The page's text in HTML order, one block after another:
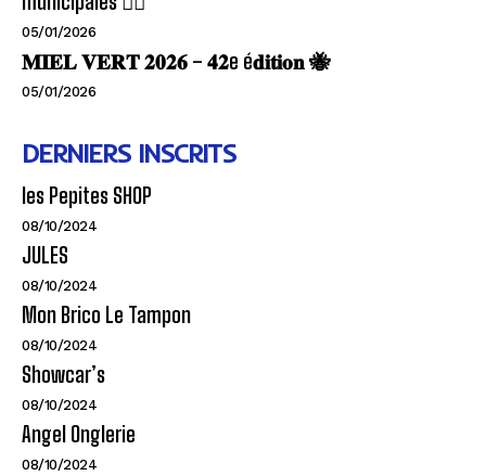
05/01/2026
𝐌𝐈𝐄𝐋 𝐕𝐄𝐑𝐓 𝟐𝟎𝟐𝟔 – 𝟒𝟐e é𝐝𝐢𝐭𝐢𝐨𝐧 🐝
05/01/2026
DERNIERS INSCRITS
les Pepites SHOP
08/10/2024
JULES
08/10/2024
Mon Brico Le Tampon
08/10/2024
Showcar’s
08/10/2024
Angel Onglerie
08/10/2024